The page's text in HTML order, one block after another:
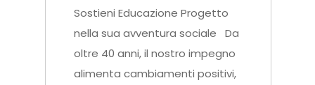
Sostieni Educazione Progetto
nella sua avventura sociale Da
oltre 40 anni, il nostro impegno
alimenta cambiamenti positivi,